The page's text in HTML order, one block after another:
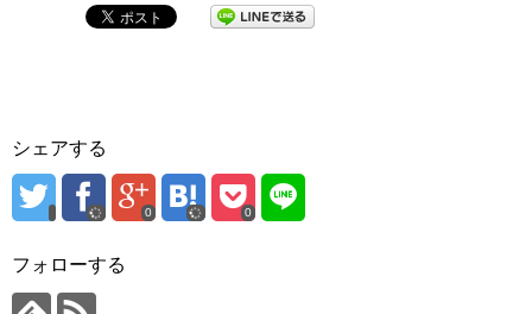
シェアする
0 0
フォローする